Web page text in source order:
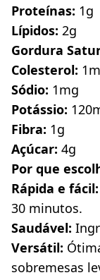
Proteínas: 1g
Lípidos: 2g
Gordura
Colesterol:
Sódio: 1mg
Potássio:
Fibra: 1g
Açúcar: 4g
Por que
Rápida e fácil:
30 minutos.
Saudável:
Versátil:
sobremesas